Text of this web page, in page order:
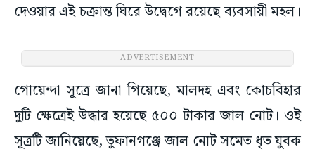
দেওয়ার এই চক্রান্ত ঘিরে উদ্বেগে রয়েছে ব্যবসায়ী মহল।
ADVERTISEMENT
গোয়েন্দা সূত্রে জানা গিয়েছে, মালদহ এবং কোচবিহার
দুটি ক্ষেত্রেই উদ্ধার হয়েছে ৫০০ টাকার জাল নোট। ওই
সূত্রটি জানিয়েছে, তুফানগঞ্জে জাল নোট সমেত ধৃত যুবক